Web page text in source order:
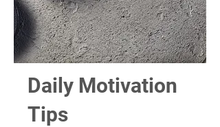
Daily Motivation
Tips